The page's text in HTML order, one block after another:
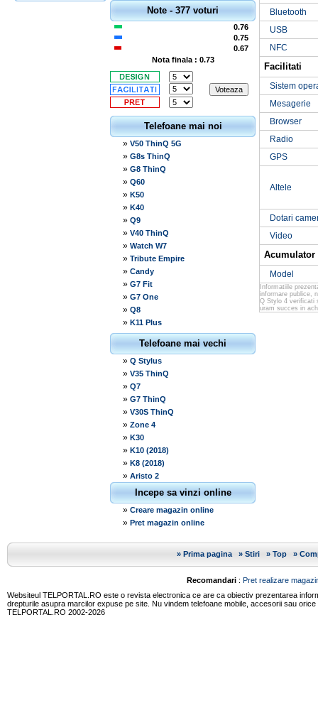
Note - 377 voturi
0.76
0.75
0.67
Nota finala : 0.73
Telefoane mai noi
» V50 ThinQ 5G
» G8s ThinQ
» G8 ThinQ
» Q60
» K50
» K40
» Q9
» V40 ThinQ
» Watch W7
» Tribute Empire
» Candy
» G7 Fit
» G7 One
» Q8
» K11 Plus
Telefoane mai vechi
» Q Stylus
» V35 ThinQ
» Q7
» G7 ThinQ
» V30S ThinQ
» Zone 4
» K30
» K10 (2018)
» K8 (2018)
» Aristo 2
Incepe sa vinzi online
» Creare magazin online
» Pret magazin online
Bluetooth
USB
NFC
Facilitati
Sistem
Mesagerie
Browser
Radio
GPS
Altele
Dotari
Video
Acumulator
Model
Informatiile
informare publice,
Q Stylo 4 verificati
uram succes in
» Prima pagina» Stiri» Top»
Recomandari : Pret realizare
Websiteul TELPORTAL.RO este o revista electronica ce are ca obiectiv prezentarea
drepturile asupra marcilor expuse pe site. Nu vindem telefoane mobile, accesorii sau
TELPORTAL.RO 2002-2026